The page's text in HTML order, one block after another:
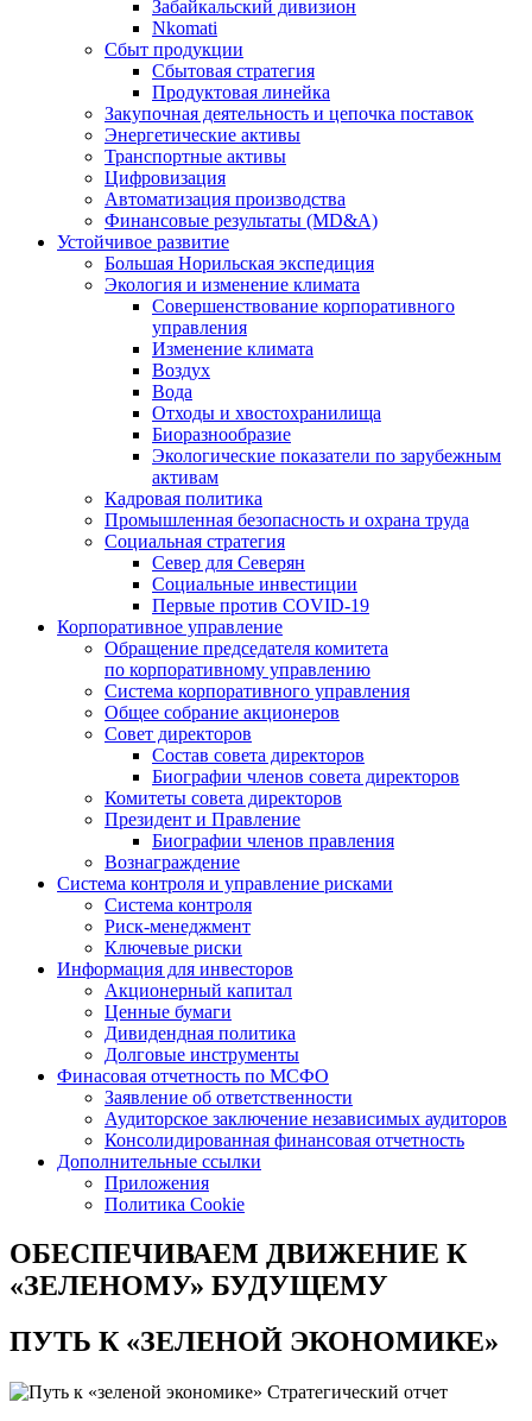
Забайкальский дивизион
Nkomati
Сбыт продукции
Сбытовая стратегия
Продуктовая линейка
Закупочная деятельность и цепочка поставок
Энергетические активы
Транспортные активы
Цифровизация
Автоматизация производства
Финансовые результаты (MD&A)
Устойчивое развитие
Большая Норильская экспедиция
Экология и изменение климата
Совершенствование корпоративного
управления
Изменение климата
Воздух
Вода
Отходы и хвостохранилища
Биоразнообразие
Экологические показатели по зарубежным
активам
Кадровая политика
Промышленная безопасность и охрана труда
Социальная стратегия
Север для Северян
Социальные инвестиции
Первые против COVID‑19
Корпоративное управление
Обращение председателя комитета
по корпоративному управлению
Система корпоративного управления
Общее собрание акционеров
Совет директоров
Состав совета директоров
Биографии членов совета директоров
Комитеты совета директоров
Президент и Правление
Биографии членов правления
Вознаграждение
Система контроля и управление рисками
Система контроля
Риск-менеджмент
Ключевые риски
Информация для инвесторов
Акционерный капитал
Ценные бумаги
Дивидендная политика
Долговые инструменты
Финасовая отчетность по МСФО
Заявление об ответственности
Аудиторское заключение независимых аудиторов
Консолидированная финансовая отчетность
Дополнительные ссылки
Приложения
Политика Cookie
ОБЕСПЕЧИВАЕМ ДВИЖЕНИЕ К
«ЗЕЛЕНОМУ» БУДУЩЕМУ
ПУТЬ К«ЗЕЛЕНОЙ ЭКОНОМИКЕ»
Стратегический отчет